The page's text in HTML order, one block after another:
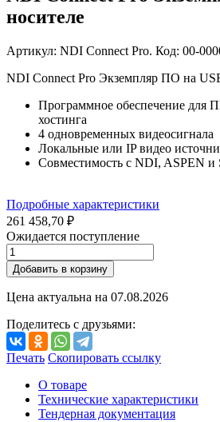
носителе
Артикул: NDI Connect Pro. Код: 00-
NDI Connect Pro Экземпляр ПО на
Программное обеспечение для
хостинга
4 одновременных видеосигнала
Локальные или IP видео
Совместимость с NDI, ASPEN и
Подробные характеристики
261 458,70 ₽
Ожидается поступление
Добавить в корзину
Цена актуальна на 07.08.2026
Поделитесь с друзьями:
Печать Скопировать ссылку
О товаре
Технические характеристики
Тендерная документация